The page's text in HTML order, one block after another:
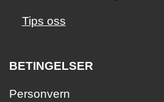
Tips oss
BETINGELSER
Personvern